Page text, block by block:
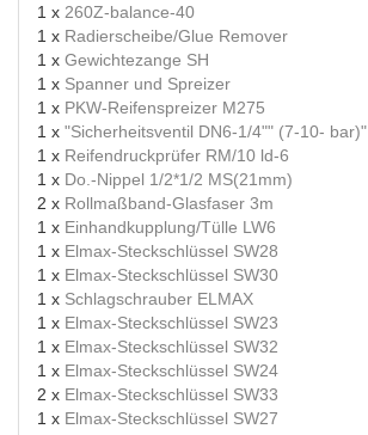
1 x 260Z-balance-40
1 x Radierscheibe/Glue Remover
1 x Gewichtezange SH
1 x Spanner und Spreizer
1 x PKW-Reifenspreizer M275
1 x "Sicherheitsventil DN6-1/4"" (7-10- bar)"
1 x Reifendruckprüfer RM/10 ld-6
1 x Do.-Nippel 1/2*1/2 MS(21mm)
2 x Rollmaßband-Glasfaser 3m
1 x Einhandkupplung/Tülle LW6
1 x Elmax-Steckschlüssel SW28
1 x Elmax-Steckschlüssel SW30
1 x Schlagschrauber ELMAX
1 x Elmax-Steckschlüssel SW23
1 x Elmax-Steckschlüssel SW32
1 x Elmax-Steckschlüssel SW24
2 x Elmax-Steckschlüssel SW33
1 x Elmax-Steckschlüssel SW27